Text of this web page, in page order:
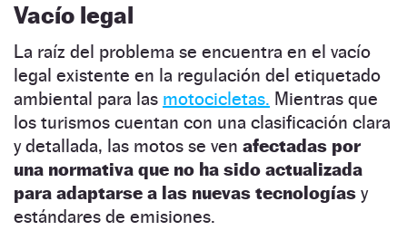
Vacío legal
La raíz del problema se encuentra en el vacío
legal existente en la regulación del etiquetado
ambiental para las motocicletas. Mientras que
los turismos cuentan con una clasificación clara
y detallada, las motos se ven afectadas por
una normativa que no ha sido actualizada
para adaptarse a las nuevas tecnologías y
estándares de emisiones.